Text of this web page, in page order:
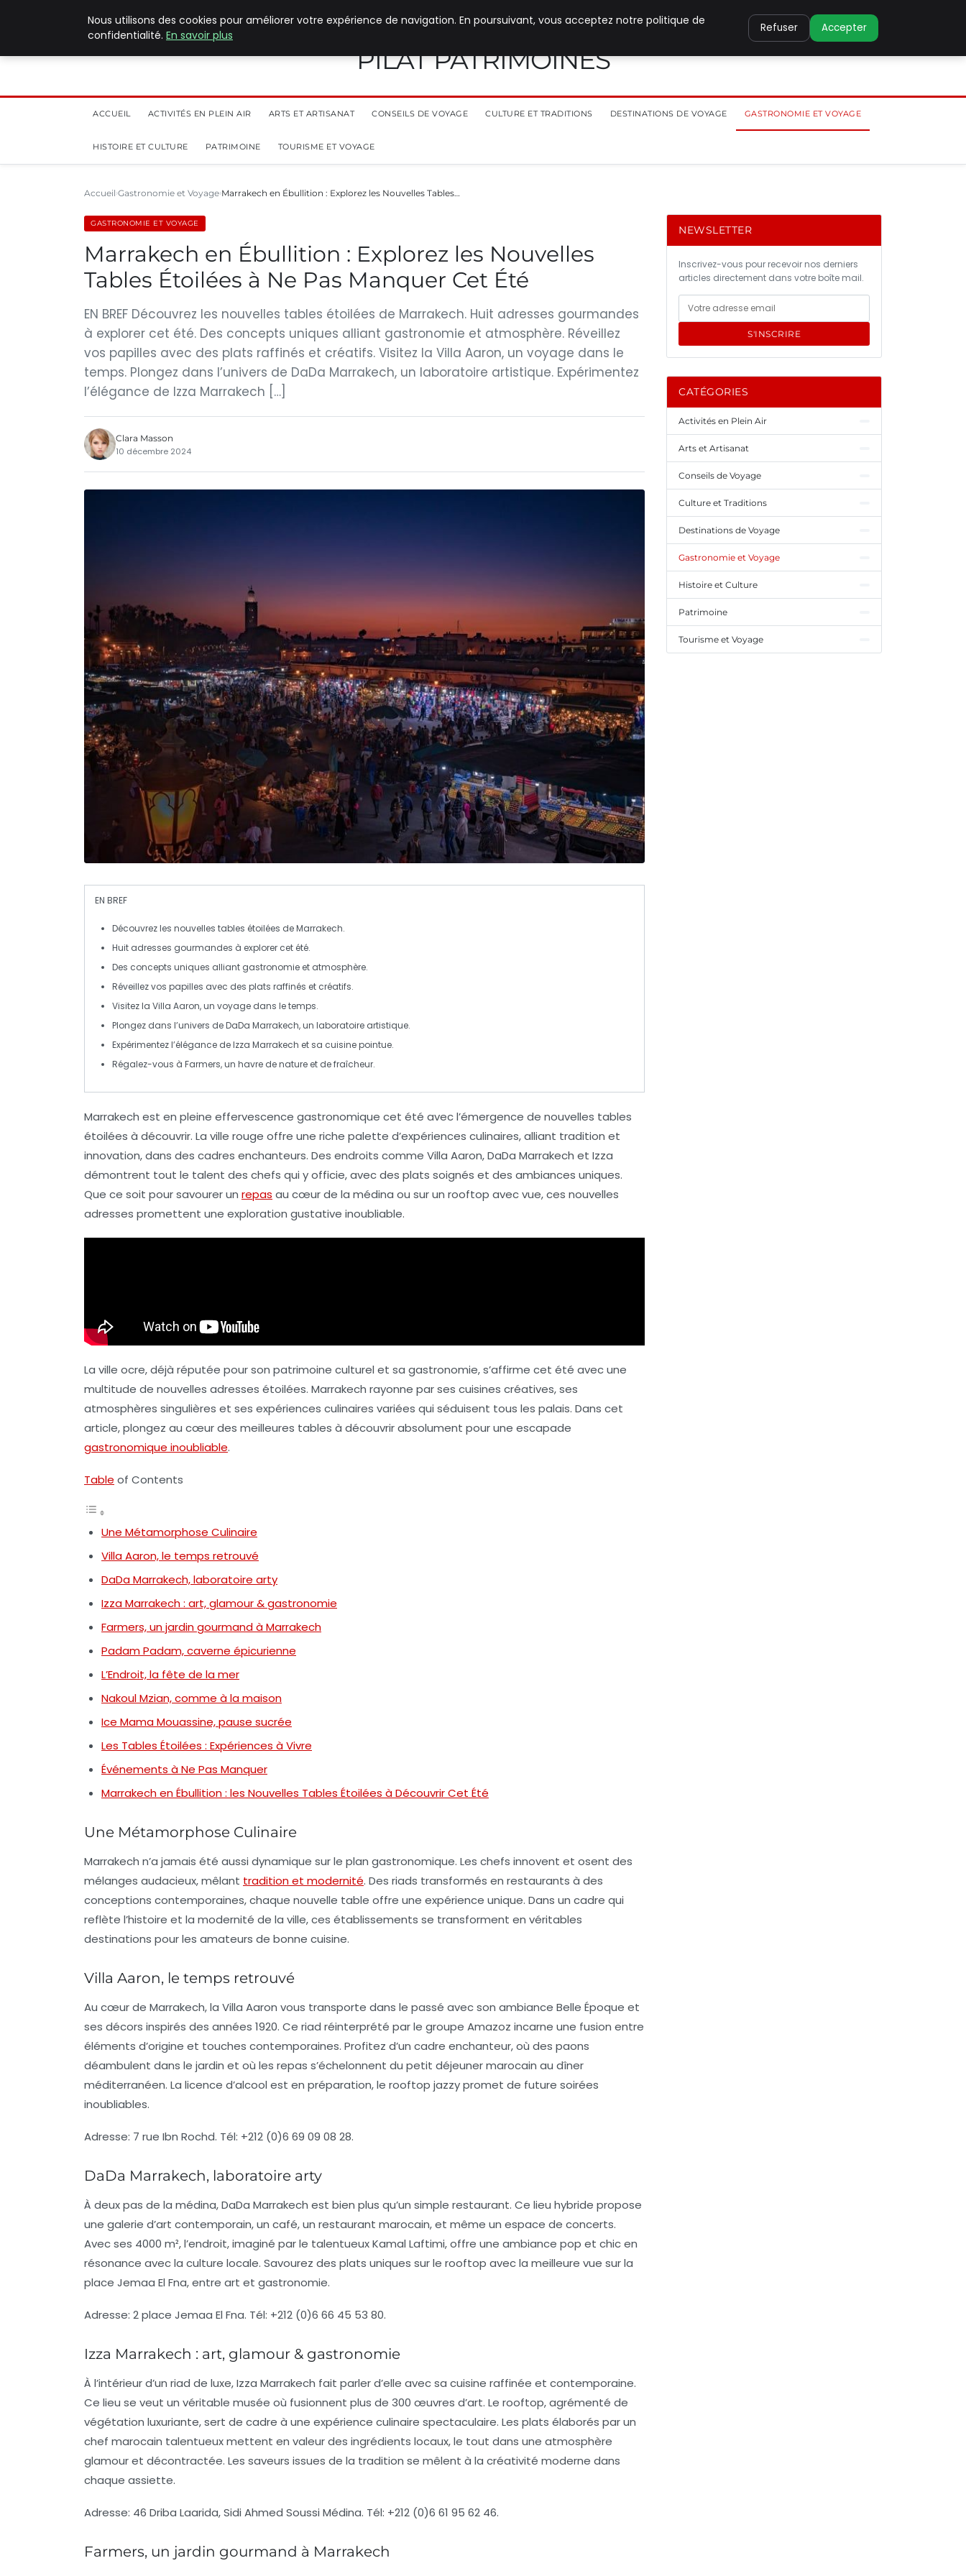
PILAT PATRIMOINES
ACCUEIL ACTIVITÉS EN PLEIN AIR ARTS ET ARTISANAT CONSEILS DE VOYAGE CULTURE ET TRADITIONS DESTINATIONS DE VOYAGE GASTRONOMIE ET VOYAGE
HISTOIRE ET CULTURE PATRIMOINE TOURISME ET VOYAGE
Accueil Gastronomie et Voyage Marrakech en Ébullition : Explorez les Nouvelles Tables…
GASTRONOMIE ET VOYAGE
Marrakech en Ébullition : Explorez les Nouvelles
Tables Étoilées à Ne Pas Manquer Cet Été
EN BREF Découvrez les nouvelles tables étoilées de Marrakech. Huit adresses gourmandes
à explorer cet été. Des concepts uniques alliant gastronomie et atmosphère. Réveillez
vos papilles avec des plats raffinés et créatifs. Visitez la Villa Aaron, un voyage dans le
temps. Plongez dans l’univers de DaDa Marrakech, un laboratoire artistique. Expérimentez
l’élégance de Izza Marrakech […]
Clara Masson
10 décembre 2024
EN BREF
Découvrez les nouvelles tables étoilées deMarrakech.
Huit adresses gourmandes à explorer cet été.
Des concepts uniques alliant gastronomie et atmosphère.
Réveillez vos papilles avec des plats raffinés et créatifs.
Visitez la Villa Aaron, un voyage dans le temps.
Plongez dans l’univers deDaDa Marrakech, un laboratoire artistique.
Expérimentez l’élégance deIzza Marrakech et sa cuisine pointue.
Régalez-vous à Farmers, un havre de nature et de fraîcheur.
Marrakech est en pleine effervescence gastronomique cet été avec l’émergence de nouvelles tables
étoilées à découvrir. La ville rouge offre une riche palette d’expériences culinaires, alliant tradition et
innovation, dans des cadres enchanteurs. Des endroits comme Villa Aaron,DaDa Marrakech et Izza
démontrent tout le talent des chefs qui y officie, avec des plats soignés et des ambiances uniques.
Que ce soit pour savourer un repas au cœur de la médina ou sur un rooftop avec vue, ces nouvelles
adresses promettent une exploration gustative inoubliable.
La ville ocre, déjà réputée pour son patrimoine culturel et sa gastronomie, s’affirme cet été avec une
multitude de nouvelles adresses étoilées. Marrakech rayonne par ses cuisines créatives, ses
atmosphères singulières et ses expériences culinaires variées qui séduisent tous les palais. Dans cet
article, plongez au cœur des meilleures tables à découvrir absolument pour une escapade
gastronomique inoubliable.
Table of Contents
Une Métamorphose Culinaire
Villa Aaron, le temps retrouvé
DaDa Marrakech, laboratoire arty
Izza Marrakech : art, glamour & gastronomie
Farmers, un jardin gourmand à Marrakech
Padam Padam, caverne épicurienne
L’Endroit, la fête de la mer
Nakoul Mzian, comme à la maison
Ice Mama Mouassine, pause sucrée
Les Tables Étoilées : Expériences à Vivre
Événements à Ne Pas Manquer
Marrakech en Ébullition : les Nouvelles Tables Étoilées à Découvrir Cet Été
Une Métamorphose Culinaire
Marrakech n’a jamais été aussi dynamique sur le plan gastronomique. Les chefs innovent et osent des
mélanges audacieux, mêlant tradition et modernité. Des riads transformés en restaurants à des
conceptions contemporaines, chaque nouvelle table offre une expérience unique. Dans un cadre qui
reflète l’histoire et la modernité de la ville, ces établissements se transforment en véritables
destinations pour les amateurs de bonne cuisine.
Villa Aaron, le temps retrouvé
Au cœur de Marrakech, la Villa Aaron vous transporte dans le passé avec son ambiance Belle Époque et
ses décors inspirés des années 1920. Ce riad réinterprété par le groupe Amazoz incarne une fusion entre
éléments d’origine et touches contemporaines. Profitez d’un cadre enchanteur, où des paons
déambulent dans le jardin et où les repas s’échelonnent du petit déjeuner marocain au dîner
méditerranéen. La licence d’alcool est en préparation, le rooftop jazzy promet de future soirées
inoubliables.
Adresse: 7 rue Ibn Rochd. Tél: +212 (0)6 69 09 08 28.
DaDa Marrakech, laboratoire arty
À deux pas de la médina,DaDa Marrakech est bien plus qu’un simple restaurant. Ce lieu hybride propose
une galerie d’art contemporain, un café, un restaurant marocain, et même un espace de concerts.
Avec ses 4000 m², l’endroit, imaginé par le talentueux Kamal Laftimi, offre une ambiance pop et chic en
résonance avec la culture locale. Savourez des plats uniques sur le rooftop avec la meilleure vue sur la
place Jemaa El Fna, entre art et gastronomie.
Adresse: 2 place Jemaa El Fna. Tél: +212 (0)6 66 45 53 80.
Izza Marrakech : art, glamour & gastronomie
À l’intérieur d’un riad de luxe,Izza Marrakech fait parler d’elle avec sa cuisine raffinée et contemporaine.
Ce lieu se veut un véritable musée où fusionnent plus de 300 œuvres d’art. Le rooftop, agrémenté de
végétation luxuriante, sert de cadre à une expérience culinaire spectaculaire. Les plats élaborés par un
chef marocain talentueux mettent en valeur des ingrédients locaux, le tout dans une atmosphère
glamour et décontractée. Les saveurs issues de la tradition se mêlent à la créativité moderne dans
chaque assiette.
Adresse: 46 Driba Laarida, Sidi Ahmed Soussi Médina. Tél: +212 (0)6 61 95 62 46.
Farmers, un jardin gourmand à Marrakech
NEWSLETTER
Inscrivez-vous pour recevoir nos derniers
articles directement dans votre boîte mail.
S'INSCRIRE
CATÉGORIES
Activités en Plein Air
Arts et Artisanat
Conseils de Voyage
Culture et Traditions
Destinations de Voyage
Gastronomie et Voyage
Histoire et Culture
Patrimoine
Tourisme et Voyage
Nous utilisons des cookies pour améliorer votre expérience de navigation. En poursuivant, vous acceptez notre politique de
confidentialité. En savoir plus
Refuser Accepter